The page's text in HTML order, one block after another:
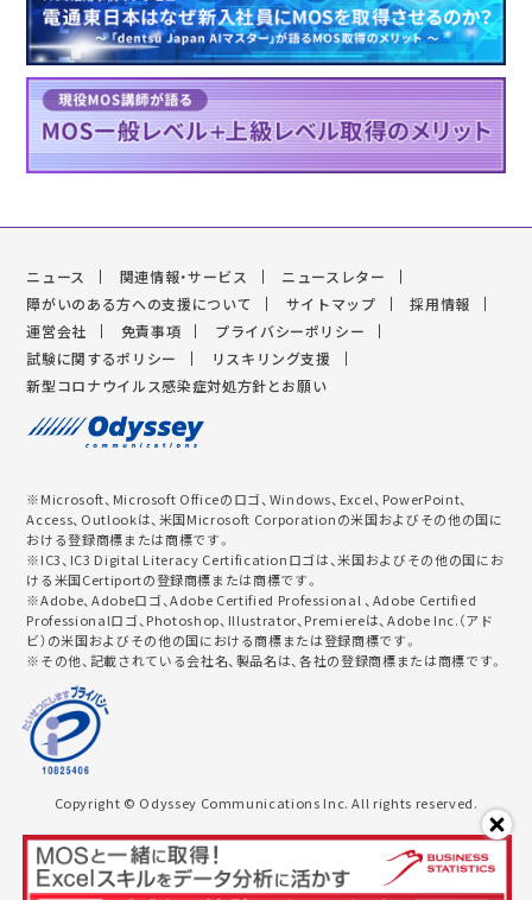
ニュース 関連情報・サービス
ニュースレター
障がいのある方への支援について
サイトマップ
採用情報
運営会社
免責事項
プライバシーポリシー
試験に関するポリシー
リスキリング支援
新型コロナウイルス感染症対処方針とお願い
※Microsoft、Microsoft Officeのロゴ、Windows、Excel、PowerPoint、
Access、Outlookは、米国Microsoft Corporationの米国およびその他の国に
おける登録商標または商標です。
※IC3、IC3 Digital Literacy Certificationロゴは、米国およびその他の国にお
ける米国Certiportの登録商標または商標です。
※Adobe、Adobeロゴ、Adobe Certified Professional 、Adobe Certified
Professionalロゴ、Photoshop、Illustrator、Premiereは、Adobe Inc.（アド
ビ）の米国およびその他の国における商標または登録商標です。
※その他、記載されている会社名、製品名は、各社の登録商標または商標です。
Copyright © Odyssey Communications Inc. All rights reserved.